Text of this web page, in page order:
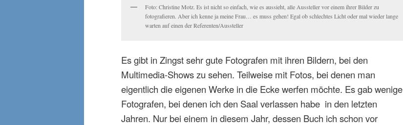
Foto: Christine Motz. Es ist nicht so einfach, wie es aussieht, alle Aussteller vor einem ihrer Bilder zu
fotografieren. Aber ich kenne ja meine Frau… es muss gehen! Egal ob schlechtes Licht oder mal wieder lange
warten auf einen der Referenten/Aussteller
Es gibt in Zingst sehr gute Fotografen mit ihren Bildern, bei den
Multimedia-Shows zu sehen. Teilweise mit Fotos, bei denen man
eigentlich die eigenen Werke in die Ecke werfen möchte. Es gab wenige
Fotografen, bei denen ich den Saal verlassen habe in den letzten
Jahren. Nur bei einem in diesem Jahr, dessen Buch ich schon vor